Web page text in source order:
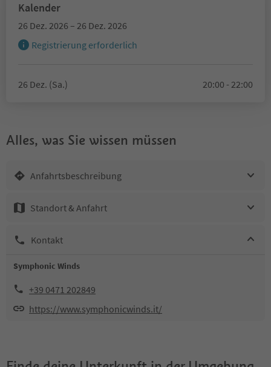
Kalender
26 Dez. 2026 – 26 Dez. 2026
Registrierung erforderlich
26 Dez. (Sa.) 20:00 - 22:00
Alles, was Sie wissen müssen
Anfahrtsbeschreibung
Standort & Anfahrt
Kontakt
Symphonic Winds
+39 0471 202849
https://www.symphonicwinds.it/